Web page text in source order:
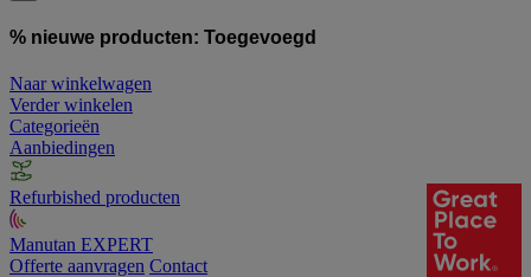
% nieuwe producten: Toegevoegd
Naar winkelwagen
Verder winkelen
Categorieën
Aanbiedingen
Refurbished producten
Manutan EXPERT
Offerte aanvragen Contact